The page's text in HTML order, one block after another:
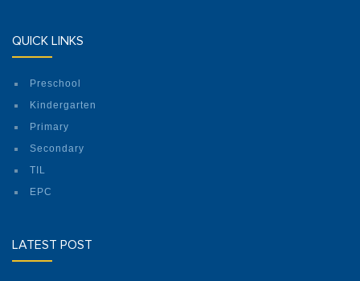
QUICK LINKS
Preschool
Kindergarten
Primary
Secondary
TIL
EPC
LATEST POST